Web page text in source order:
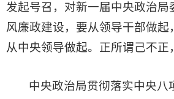
发起号召，对新一届中央政治局
风廉政建设，要从领导干部做起
从中央领导做起。正所谓己不正
中央政治局贯彻落实中央八